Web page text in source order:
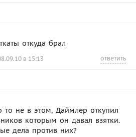
откуда брал
в 15:13 ответить
то не в этом, Даймлер откупил
которым он давал взятки.
дела против них?